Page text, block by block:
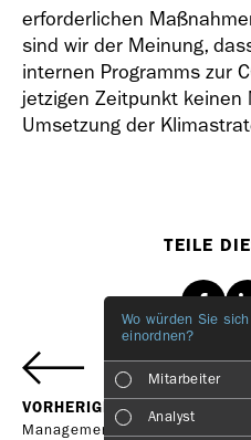
erforderlichen
sind wir der Meinung,
internen Programms zur
jetzigen Zeitpunkt keinen
Umsetzung der
TEILE
VORHERIGE SEITE
Management der
Wo würden Sie
einordnen?
Mitarbeiter
Analyst